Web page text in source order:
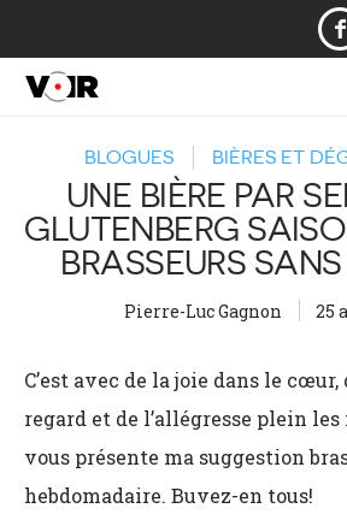
BLOGUES BIÈRES ET
UNE BIÈRE PAR
GLUTENBERG
BRASSEURS
Pierre-Luc Gagnon 25
C’est avec de la joie dans le
regard et de l’allégresse plein
vous présente ma suggestion
hebdomadaire. Buvez-en tous!